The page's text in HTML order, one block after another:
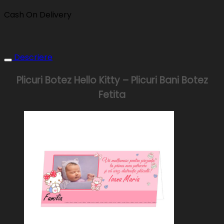
Cash On Delivery
Descriere
Plicuri Botez Hello Kitty – Plicuri Bani Botez
Fetita